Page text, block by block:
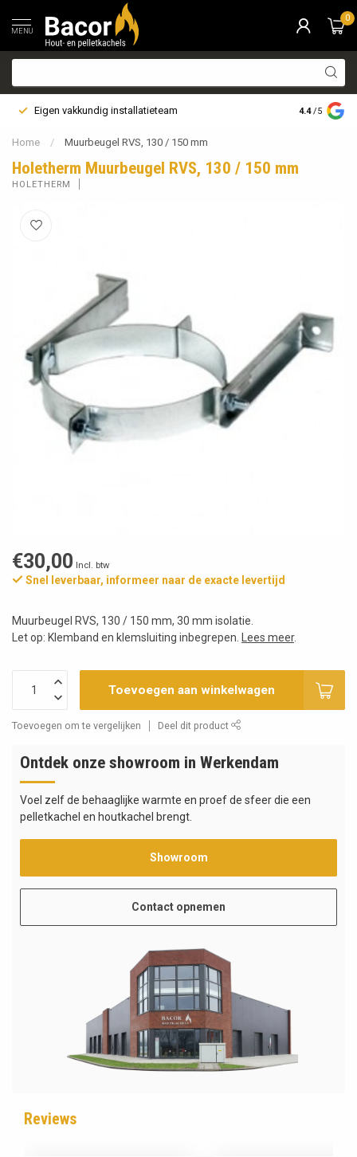
MENU
0
Eigen vakkundig installatieteam Bezorging
4.4 /5
Home / Muurbeugel RVS, 130 / 150 mm
Holetherm Muurbeugel RVS, 130 / 150 mm
HOLETHERM
€30,00 Incl. btw
Snel leverbaar, informeer naar de exacte levertijd
Muurbeugel RVS, 130 / 150 mm, 30 mm isolatie.
Let op: Klemband en klemsluiting inbegrepen.
Lees meer.
Toevoegen aan winkelwagen
Toevoegen om te vergelijken Deel dit product
Ontdek onze showroom in Werkendam
Voel zelf de behaaglijke warmte en proef de sfeer die een
pelletkachel en houtkachel brengt.
Showroom
Contact opnemen
Reviews